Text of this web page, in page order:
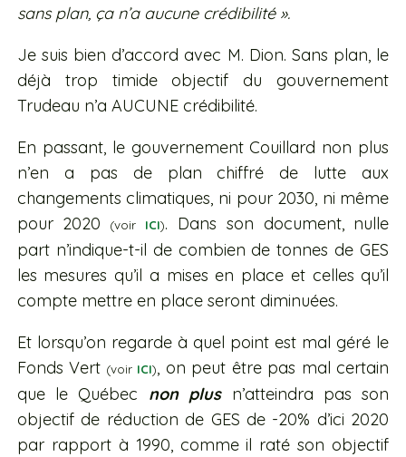
sans plan, ça n’a aucune crédibilité ».
Je suis bien d’accord avec M. Dion. Sans plan, le
déjà trop timide objectif du gouvernement
Trudeau n’a AUCUNE crédibilité.
En passant, le gouvernement Couillard non plus
n’en a pas de plan chiffré de lutte aux
changements climatiques, ni pour 2030, ni même
pour 2020 (voir ICI). Dans son document, nulle
part n’indique-t-il de combien de tonnes de GES
les mesures qu’il a mises en place et celles qu’il
compte mettre en place seront diminuées.
Et lorsqu’on regarde à quel point est mal géré le
Fonds Vert (voir ICI), on peut être pas mal certain
que le Québec non plusn’atteindra pas son
objectif de réduction de GES de -20% d’ici 2020
par rapport à 1990, comme il raté son objectif